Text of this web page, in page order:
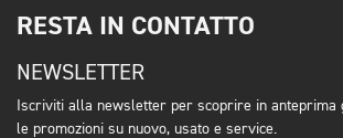
RESTA IN CONTATTO
NEWSLETTER
Iscriviti alla newsletter per scoprire in anteprima
le promozioni su nuovo, usato e service.